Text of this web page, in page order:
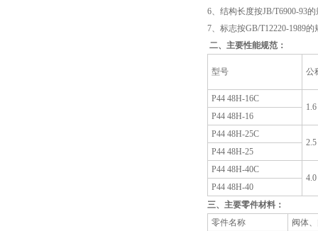
6、结构长度按JB/T6900-93
7、标志按GB/T12220-1989的
二、主要性能规范：
型号 公
P44 48H-16C
1.6
P44 48H-16
P44 48H-25C
2.5
P44 48H-25
P44 48H-40C
4.0
P44 48H-40
三、主要零件材料：
零件名称
阀体